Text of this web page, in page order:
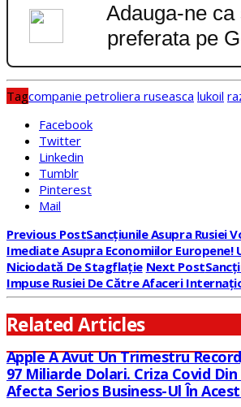
Adauga-ne ca
preferata pe
Tagcompanie petroliera ruseasca lukoil
Facebook
Twitter
Linkedin
Tumblr
Pinterest
Mail
Previous PostSancțiunile Asupra Rusiei
Imediate Asupra Economiilor Europene!
Niciodată De Stagflație Next Post
Impuse Rusiei De Către Afaceri
Related Articles
Apple A Avut Un Trimestru
97 Miliarde Dolari. Criza Covid
Afecta Serios Business-Ul În